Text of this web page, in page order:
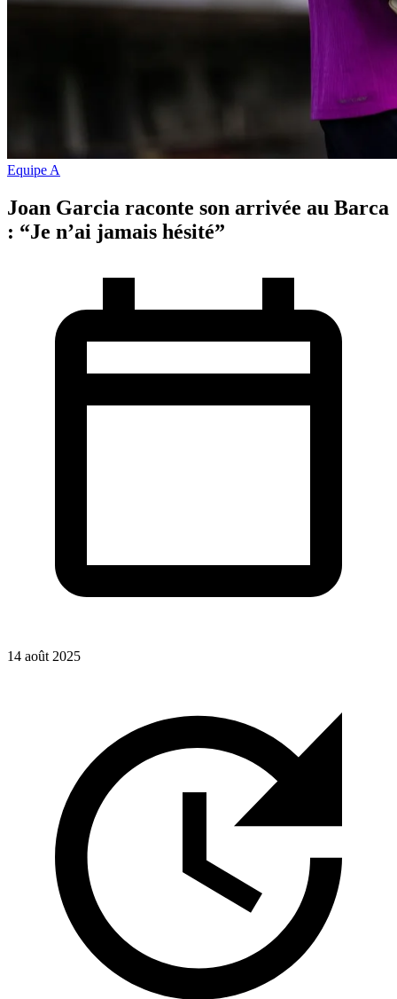
Equipe A
Joan Garcia raconte son arrivée au Barca
: “Je n’ai jamais hésité”
14 août 2025